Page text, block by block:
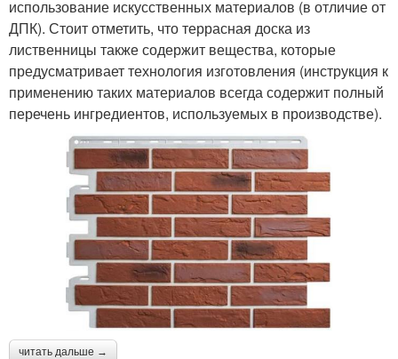
использование искусственных материалов (в отличие от
ДПК). Стоит отметить, что террасная доска из
лиственницы также содержит вещества, которые
предусматривает технология изготовления (инструкция к
применению таких материалов всегда содержит полный
перечень ингредиентов, используемых в производстве).
читать дальше →